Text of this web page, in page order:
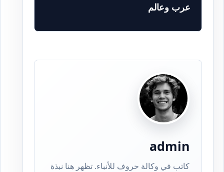
عرب وعالم
admin
كاتب في وكالة حروف للأنباء. تظهر هنا نبذة